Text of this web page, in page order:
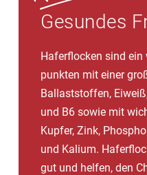
Gesundes
Haferflocken sind ein
punkten mit einer
Ballaststoffen,
und B6 sowie mit
Kupfer, Zink,
und Kalium.
gut und helfen, den